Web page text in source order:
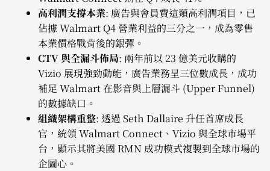
高利潤支撐本業: 廣告與會員費這類高利潤項目，已
佔據 Walmart Q4 營業利益的三分之一，成為零售
本業價格戰背後的銀彈。
CTV 與全漏斗佈局: 兩年前以 23 億美元收購的
Vizio 展現強勁動能，廣告業務呈三位數成長，成功
補足 Walmart 在影音與上層漏斗 (Upper Funnel)
的數據缺口。
組織架構重整: 透過 Seth Dallaire 升任首席成長
官，統領 Walmart Connect、Vizio 與全球市場平
台，顯示其將美國 RMN 成功模式複製到全球市場的
企圖心。